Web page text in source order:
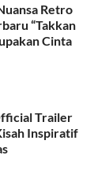
Retro
“Takkan
Cinta
Trailer
Inspiratif